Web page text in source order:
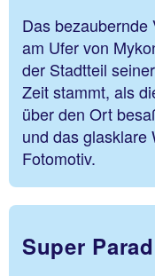
Das
am Ufer von
der Stadtteil
Zeit stammt, als
über den Ort
und das glasklare
Fotomotiv.
Super